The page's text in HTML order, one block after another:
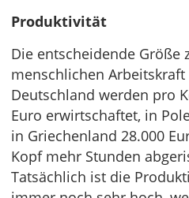
Produktivität
Die entscheidende Größe
menschlichen
Deutschland werden pro
Euro erwirtschaftet, in
in Griechenland 28.000
Kopf mehr Stunden
Tatsächlich ist die